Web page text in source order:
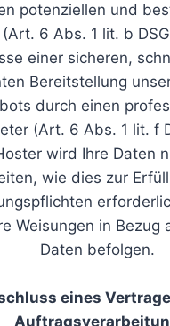
potenziellen und
6 Abs. 1 lit. b
einer sicheren,
Bereitstellung
durch einen
(Art. 6 Abs. 1 lit. f
wird Ihre Daten
wie dies zur
Weisungen in Bezug
Daten befolgen.
eines